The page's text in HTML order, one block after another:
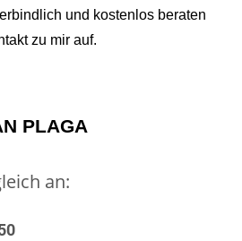
und kostenlos beraten
zu mir auf.
PLAGA
an: